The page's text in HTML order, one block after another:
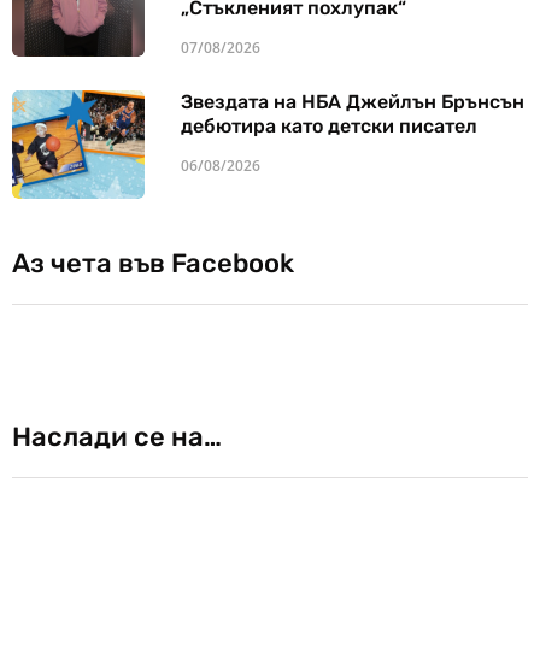
„Стъкленият похлупак“
07/08/2026
Звездата на НБА Джейлън Брънсън
дебютира като детски писател
06/08/2026
Аз чета във Facebook
Наслади се на…